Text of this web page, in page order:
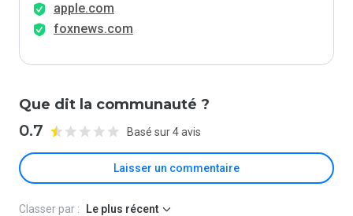
apple.com
foxnews.com
Que dit la communauté ?
0.7 Basé sur 4 avis
Laisser un commentaire
Classer par : Le plus récent